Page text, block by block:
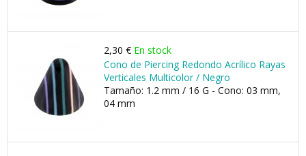
2,30 € En stock
Cono de Piercing Redondo Acrílico Rayas
Verticales Multicolor / Negro
Tamaño: 1.2 mm / 16 G - Cono: 03 mm,
04 mm